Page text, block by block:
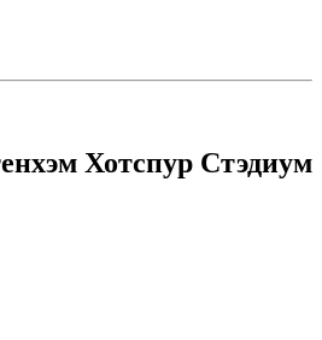
Хотспур Стэдиум